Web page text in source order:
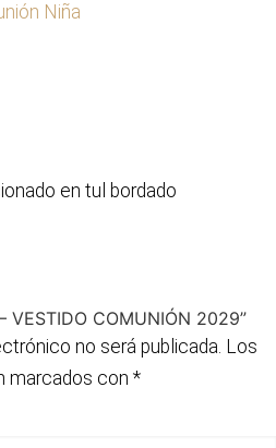
Niña
en tul bordado
VESTIDO COMUNIÓN 2029”
no será publicada. Los
marcados con *